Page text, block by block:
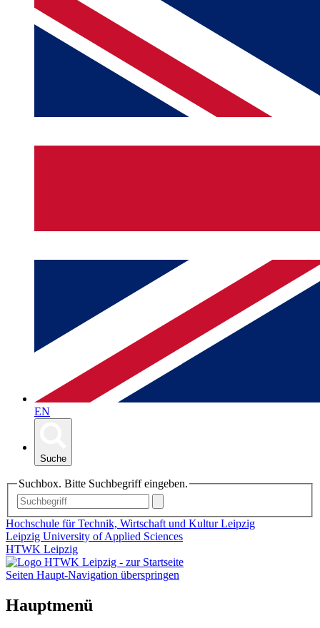
EN
Suche
Suchbox. Bitte Suchbegriff eingeben.
Hochschule für Technik, Wirtschaft und Kultur Leipzig
Leipzig University of Applied Sciences
HTWK Leipzig
Seiten Haupt-Navigation überspringen
Hauptmenü